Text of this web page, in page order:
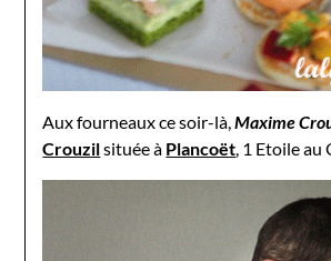
Aux fourneaux ce soir-là,Maxime
Crouzilsituée à Plancoët, 1 Etoile au